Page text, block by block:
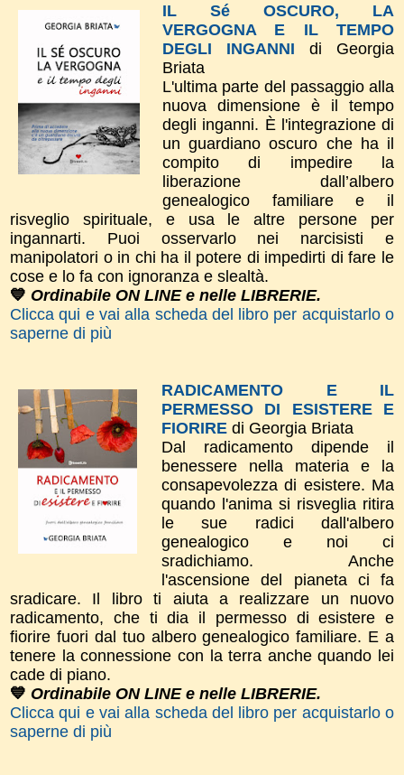
IL Sé OSCURO, LA
VERGOGNA E IL TEMPO
DEGLI INGANNI di Georgia
Briata
L'ultima parte del passaggio alla
nuova dimensione è il tempo
degli inganni. È l'integrazione di
un guardiano oscuro che ha il
compito di impedire la
liberazione dall’albero
genealogico familiare e il
risveglio spirituale, e usa le altre persone per
ingannarti. Puoi osservarlo nei narcisisti e
manipolatori o in chi ha il potere di impedirti di fare le
cose e lo fa con ignoranza e slealtà.
💙 Ordinabile ON LINE e nelle LIBRERIE.
Clicca qui e vai alla scheda del libro per acquistarlo o
saperne di più
RADICAMENTO E IL
PERMESSO DI ESISTERE E
FIORIRE di Georgia Briata
Dal radicamento dipende il
benessere nella materia e la
consapevolezza di esistere. Ma
quando l'anima si risveglia ritira
le sue radici dall'albero
genealogico e noi ci
sradichiamo. Anche
l'ascensione del pianeta ci fa
sradicare. Il libro ti aiuta a realizzare un nuovo
radicamento, che ti dia il permesso di esistere e
fiorire fuori dal tuo albero genealogico familiare. E a
tenere la connessione con la terra anche quando lei
cade di piano.
💙 Ordinabile ON LINE e nelle LIBRERIE.
Clicca qui e vai alla scheda del libro per acquistarlo o
saperne di più